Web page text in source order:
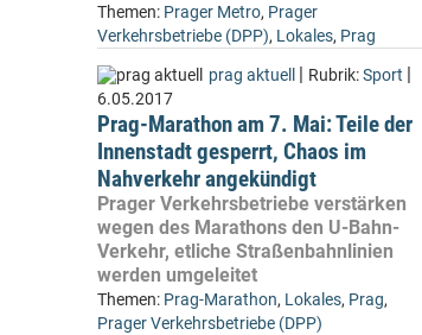
Themen: Prager Metro, Prager
Verkehrsbetriebe (DPP), Lokales, Prag
prag aktuell | Rubrik:Sport |
6.05.2017
Prag-Marathon am 7. Mai: Teile der
Innenstadt gesperrt, Chaos im
Nahverkehr angekündigt
Prager Verkehrsbetriebe verstärken
wegen des Marathons den U-Bahn-
Verkehr, etliche Straßenbahnlinien
werden umgeleitet
Themen: Prag-Marathon, Lokales, Prag,
Prager Verkehrsbetriebe (DPP)